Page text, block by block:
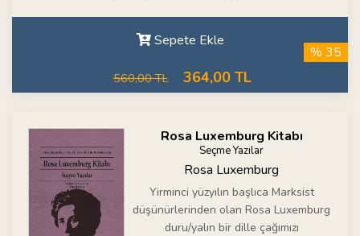
Sepete Ekle
560,00 TL 364,00 TL
% 35
Rosa Luxemburg Kitabı
Seçme Yazılar
Rosa Luxemburg
Yirminci yüzyılın başlıca Marksist
düşünürlerinden olan Rosa Luxemburg
duru/yalın bir dille çağımızı